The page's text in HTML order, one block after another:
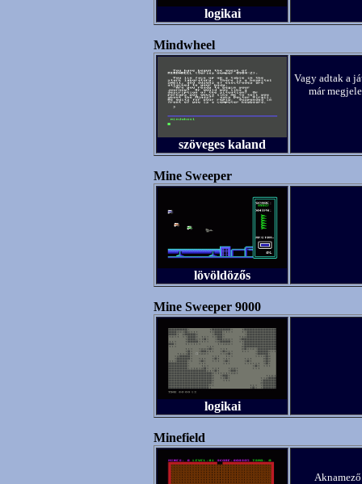
logikai
Mindwheel
szöveges kaland
Vagy adtak a
már
Mine Sweeper
lövöldözős
Mine Sweeper 9000
logikai
Minefield